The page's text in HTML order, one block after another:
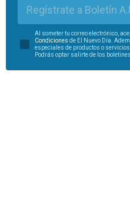
Regístrate a Boletín
Al someter tu correo electrónico,
Condiciones de El Nuevo Día.
especiales de productos o
Podrás optar salirte de los